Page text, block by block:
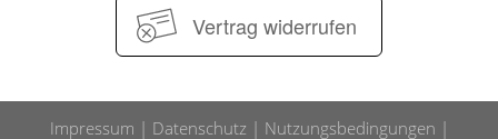
Vertrag widerrufen
Impressum Datenschutz Nutzungsbedingungen